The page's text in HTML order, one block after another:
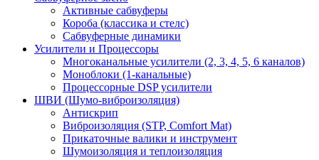
Активные сабвуферы
Короба (классика и стелс)
Сабвуферные динамики
Усилители и Процессоры
Многоканальные усилители (2, 3, 4, 5, 6 каналов)
Моноблоки (1-канальные)
Процессорные DSP усилители
ШВИ (Шумо-виброизоляция)
Антискрип
Виброизоляция (STP, Comfort Mat)
Прикаточные валики и инструмент
Шумоизоляция и теплоизоляция